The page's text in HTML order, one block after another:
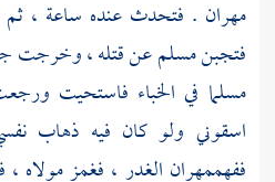
مهران . فتحدث عنده ساعة ، ثم
فتجبنمسلمعن قتله ، وخرجت
مسلما في الخباء فاستحيت
اسقوني ولو كان فيه ذهاب
ففهممهران الغدر ، فغمز